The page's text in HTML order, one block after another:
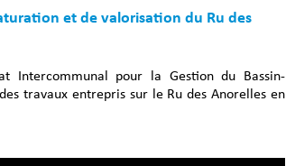
et de valorisation du Ru des
Intercommunal pour la Gestion du Bassin-
travaux entrepris sur le Ru des Anorelles en